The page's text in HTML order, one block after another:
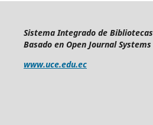
Sistema Integrado de Bibliotecas
Basado en Open Journal Systems
www.uce.edu.ec